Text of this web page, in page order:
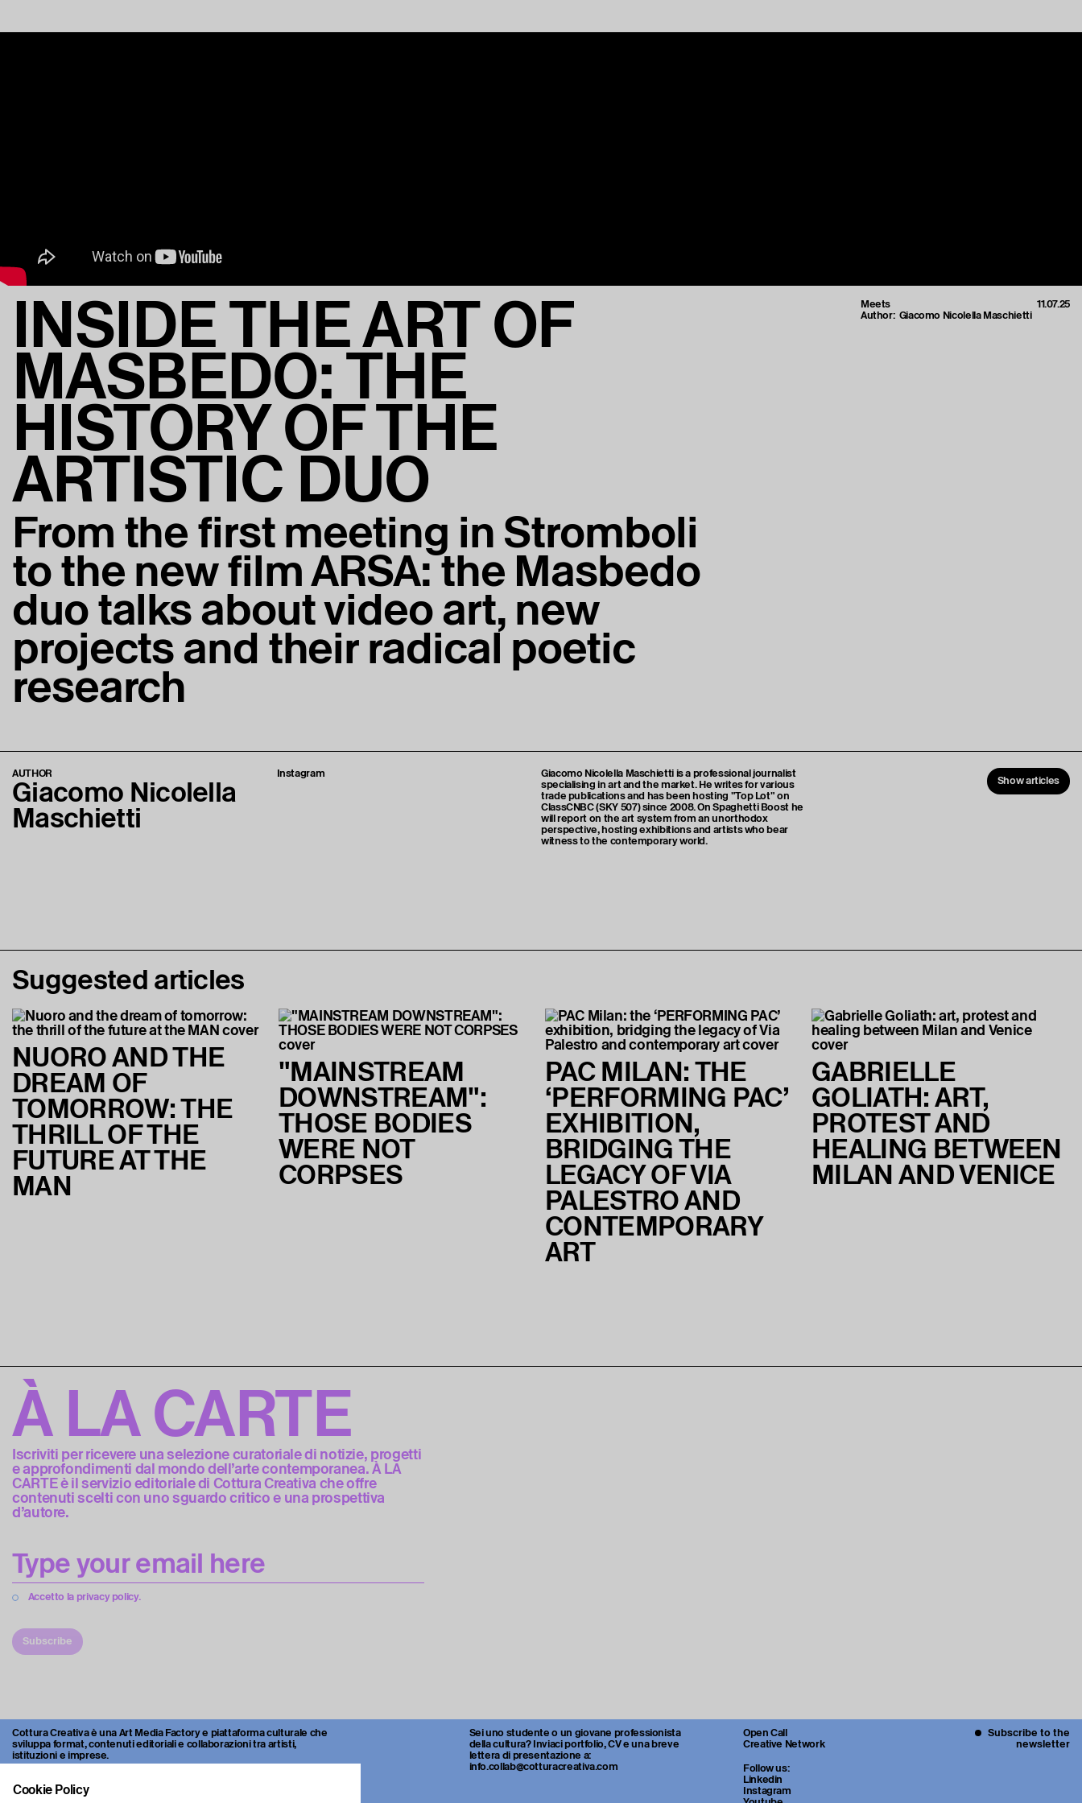
Cookie Policy
INSIDE THE ART OF
MASBEDO: THE
HISTORY OF THE
ARTISTIC DUO
From the first meeting in Stromboli
to the new film ARSA: the Masbedo
duo talks about video art, new
projects and their radical poetic
research
Meets
Author: Giacomo Nicolella Maschietti
11.07.25
AUTHOR
Giacomo Nicolella
Maschietti
Instagram Giacomo Nicolella Maschietti is a professional journalist
specialising in art and the market. He writes for various
trade publications and has been hosting "Top Lot" on
ClassCNBC (SKY 507) since 2008. On Spaghetti Boost he
will report on the art system from an unorthodox
perspective, hosting exhibitions and artists who bear
witness to the contemporary world.
Show articles
Suggested articles
NUORO AND THE
DREAM OF
TOMORROW: THE
THRILL OF THE
FUTURE AT THE
MAN
"MAINSTREAM
DOWNSTREAM":
THOSE BODIES
WERE NOT
CORPSES
PAC MILAN: THE
‘PERFORMING PAC’
EXHIBITION,
BRIDGING THE
LEGACY OF VIA
PALESTRO AND
CONTEMPORARY
ART
GABRIELLE
GOLIATH: ART,
PROTEST AND
HEALING BETWEEN
MILAN AND VENICE
À LA CARTE
Iscriviti per ricevere una selezione curatoriale di notizie, progetti
e approfondimenti dal mondo dell’arte contemporanea. À LA
CARTE è il servizio editoriale di Cottura Creativa che offre
contenuti scelti con uno sguardo critico e una prospettiva
d’autore.
Accetto la privacy policy.
Subscribe
Cottura Creativa è una Art Media Factory e piattaforma culturale che
sviluppa format, contenuti editoriali e collaborazioni tra artisti,
istituzioni e imprese.
piattaforma esplora nuove modalità di produzione e diffusione
Sei uno studente o un giovane professionista
della cultura? Inviaci portfolio, CV e una breve
lettera di presentazione a:
info.collab@cotturacreativa.com
Open Call
Creative Network
Follow us:
Linkedin
Instagram
Subscribe to the
newsletter